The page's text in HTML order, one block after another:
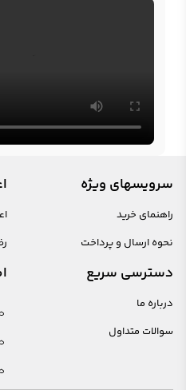
سرویسهای ویژه
راهنمای خرید
نحوه ارسال و پرداخت
دسترسی سریع
درباره ما
سوالات متداول